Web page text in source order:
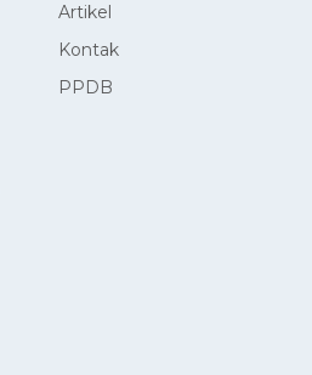
Artikel
Kontak
PPDB